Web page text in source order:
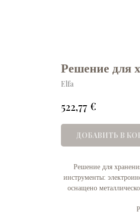
Решение для
Elfa
522,77 €
ДОБАВИТЬ В
Решение для
инструменты:
оснащено